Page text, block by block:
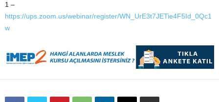
1 –
https://ups.zoom.us/webinar/register/WN_UrE3t7JETie4F5Id_0Qc1
w